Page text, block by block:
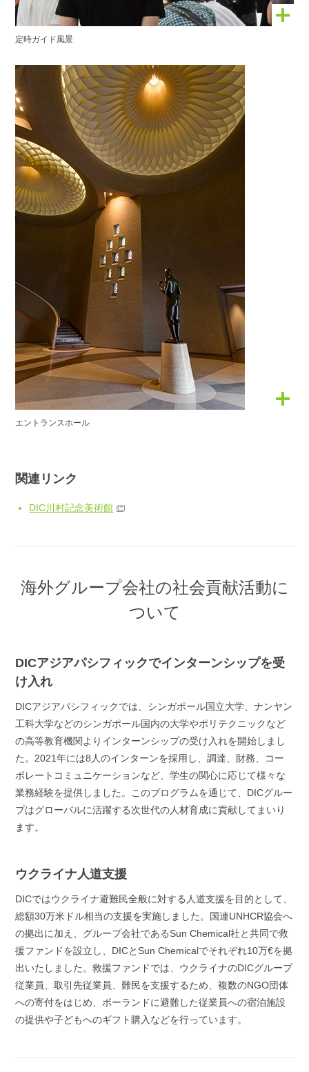
定時ガイド風景
エントランスホール
関連リンク
DIC川村記念美術館
海外グループ会社の社会貢献活動に
ついて
DICアジアパシフィックでインターンシップを受
け入れ
DICアジアパシフィックでは、シンガポール国立大学、ナンヤン
工科大学などのシンガポール国内の大学やポリテクニックなど
の高等教育機関よりインターンシップの受け入れを開始しまし
た。2021年には8人のインターンを採用し、調達、財務、コー
ポレートコミュニケーションなど、学生の関心に応じて様々な
業務経験を提供しました。このプログラムを通じて、DICグルー
プはグローバルに活躍する次世代の人材育成に貢献してまいり
ます。
ウクライナ人道支援
DICではウクライナ避難民全般に対する人道支援を目的として、
総額30万米ドル相当の支援を実施しました。国連UNHCR協会へ
の拠出に加え、グループ会社であるSun Chemical社と共同で救
援ファンドを設立し、DICとSun Chemicalでそれぞれ10万€を拠
出いたしました。救援ファンドでは、ウクライナのDICグループ
従業員、取引先従業員、難民を支援するため、複数のNGO団体
への寄付をはじめ、ポーランドに避難した従業員への宿泊施設
の提供や子どもへのギフト購入などを行っています。